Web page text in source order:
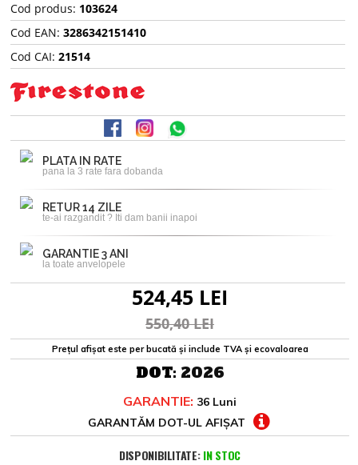
Cod produs: 103624
Cod EAN: 3286342151410
Cod CAI: 21514
PLATA IN RATE
pana la 3 rate fara dobanda
RETUR 14 ZILE
te-ai razgandit ? Iti dam banii inapoi
GARANTIE 3 ANI
la toate anvelopele
524,45 LEI
550,40 LEI
Prețul afișat este per bucată și include TVA și ecovaloarea
DOT: 2026
GARANTIE: 36 Luni
GARANTĂM DOT-UL AFIȘAT
DISPONIBILITATE: IN STOC